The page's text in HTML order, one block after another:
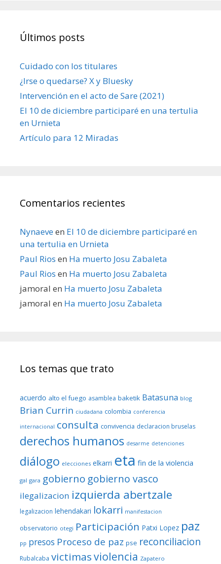
Últimos posts
Cuidado con los titulares
¿Irse o quedarse? X y Bluesky
Intervención en el acto de Sare (2021)
El 10 de diciembre participaré en una tertulia
en Urnieta
Artículo para 12 Miradas
Comentarios recientes
Nynaeveen El 10 de diciembre participaré en
una tertulia en Urnieta
Paul Rios en Ha muerto Josu Zabaleta
Paul Rios en Ha muerto Josu Zabaleta
jamoral en Ha muerto Josu Zabaleta
jamoral en Ha muerto Josu Zabaleta
Los temas que trato
acuerdo alto el fuego asamblea baketik Batasuna blog
Brian Currin ciudadana colombia conferencia
internacional consulta convivencia declaracion bruselas
derechos humanos desarme detenciones
diálogo elecciones elkarri eta fin de la violencia
gal gara gobierno gobierno vasco
ilegalizacion izquierda abertzale
legalizacion lehendakari lokarri manifestacion
observatorio otegi Participación Patxi Lopez paz
pp presos Proceso de paz pse reconciliacion
Rubalcaba victimasviolencia Zapatero